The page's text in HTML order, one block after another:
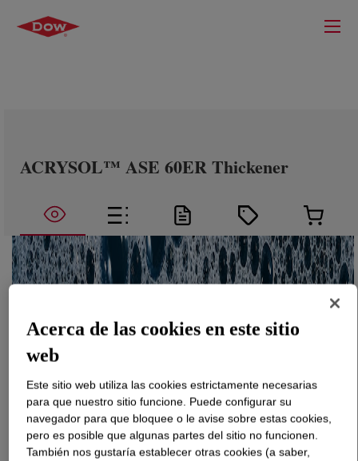
ACRYSOL™ ASE 60ER Thickener
Qué esACRYSOL™ ASE 60ER Thickener?
Acid containing, cross-linked acrylic emulsion
copolymer. When the emulsion is diluted with water and
Acerca de las cookies en este sitio
web
Este sitio web utiliza las cookies estrictamente necesarias
para que nuestro sitio funcione. Puede configurar su
navegador para que bloquee o le avise sobre estas cookies,
pero es posible que algunas partes del sitio no funcionen.
También nos gustaría establecer otras cookies (a saber,